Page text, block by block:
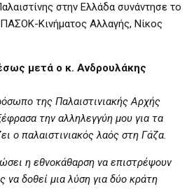
στην Ελλάδα συνάντησε το
Κινήματος Αλλαγής, Νίκος
μετά ο κ. Ανδρουλάκης
της Παλαιστινιακής Αρχής
την αλληλεγγύη μου για τα
ο παλαιστινιακός λαός στη Γάζα.
η εθνοκάθαρση να επιστρέψουν
να δοθεί μια λύση για δύο κράτη